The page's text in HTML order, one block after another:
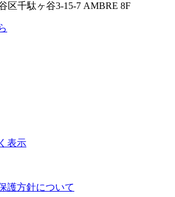
区千駄ヶ谷3-15-7 AMBRE 8F
表示
護方針について